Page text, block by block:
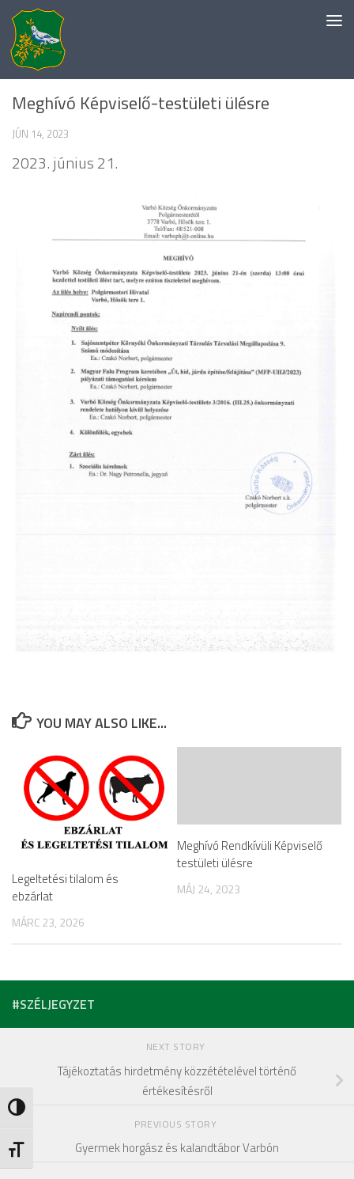
Nagy kontraszt váltása
Betűméret váltása
Skip to content
EGYÉB KATEGÓRIA
Meghívó Képviselő-testületi ülésre
JÚN 14, 2023
2023. június 21.
YOU MAY ALSO LIKE...
Legeltetési tilalom és
ebzárlat
MÁRC 23, 2026
Meghívó Rendkívüli Képviselő
testületi ülésre
MÁJ 24, 2023
#SZÉLJEGYZET
NEXT STORY
Tájékoztatás hirdetmény közzétételével történő
értékesítésről
PREVIOUS STORY
Gyermek horgász és kalandtábor Varbón